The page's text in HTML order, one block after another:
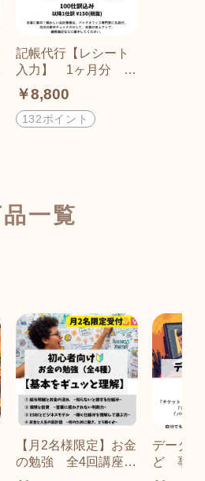
記帳代行【レシート
入力】 1ヶ月分 ~1
00仕訳込み~
￥8,800
132ポイント
一覧
【月2名様限定】お金
の勉強 全4回講座
（1回60分）
データ
ど 事務